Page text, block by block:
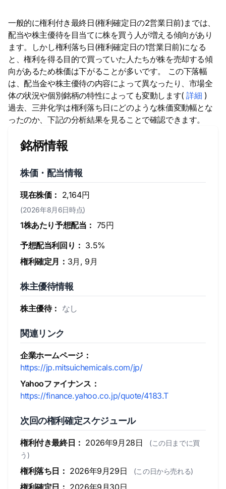
一般的に権利付き最終日(権利確定日の2営業日前)までは、
配当や株主優待を目当てに株を買う人が増える傾向があり
ます。しかし権利落ち日(権利確定日の1営業日前)になる
と、権利を得る目的で買っていた人たちが株を売却する傾
向があるため株価は下がることが多いです。 この下落幅
は、配当金や株主優待の内容によって異なったり、市場全
体の状況や個別銘柄の特性によっても変動します(詳細 )
過去、三井化学は権利落ち日にどのような株価変動幅とな
ったのか、下記の分析結果を見ることで確認できます。
銘柄情報
株価・配当情報
現在株価： 2,164円
(2026年8月6日時点)
1株あたり予想配当： 75円
予想配当利回り： 3.5%
権利確定月： 3月, 9月
株主優待情報
株主優待： なし
関連リンク
企業ホームページ：
https://jp.mitsuichemicals.com/jp/
Yahooファイナンス：
https://finance.yahoo.co.jp/quote/4183.T
次回の権利確定スケジュール
権利付き最終日： 2026年9月28日
(この日までに買
う)
権利落ち日： 2026年9月29日 (この日から売れる)
権利確定日： 2026年9月30日